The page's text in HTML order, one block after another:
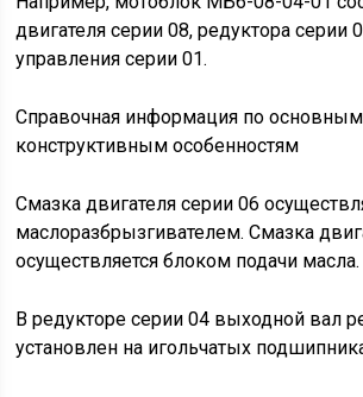
двигателя серии 08, редуктора серии
управления серии 01.
Справочная информация по основным
конструктивным особенностям
Смазка двигателя серии 06
маслоразбрызгивателем. Смазка
осуществляется блоком подачи масла.
В редукторе серии 04 выходной вал
установлен на игольчатых